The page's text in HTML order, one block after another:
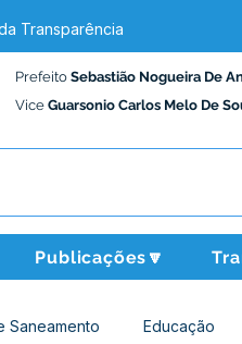
Transparência
Prefeito Sebastião Nogueira De
Vice Guarsonio Carlos Melo De
Publicações🔽
Saneamento Educação